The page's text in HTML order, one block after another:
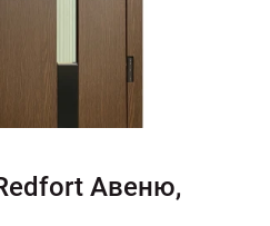
180 73 18
Авеню,